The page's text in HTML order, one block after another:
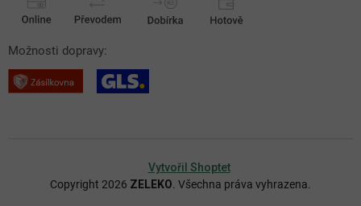
Možnosti dopravy:
Vytvořil Shoptet
Copyright 2026 ZELEKO. Všechna práva vyhrazena.